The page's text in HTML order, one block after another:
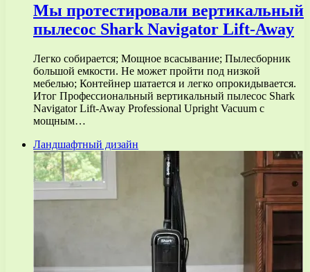
Мы протестировали вертикальный
пылесос Shark Navigator Lift-Away
Легко собирается; Мощное всасывание; Пылесборник
большой емкости. Не может пройти под низкой
мебелью; Контейнер шатается и легко опрокидывается.
Итог Профессиональный вертикальный пылесос Shark
Navigator Lift-Away Professional Upright Vacuum с
мощным…
Ландшафтный дизайн